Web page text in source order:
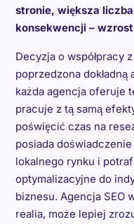
stronie, większa
konsekwencji –
Decyzja o współpracy
poprzedzona
każda agencja oferuje
pracuje z tą samą
poświęcić czas na
posiada
lokalnego rynku i
optymalizacyjne do
biznesu. Agencja SEO
realia, może lepiej